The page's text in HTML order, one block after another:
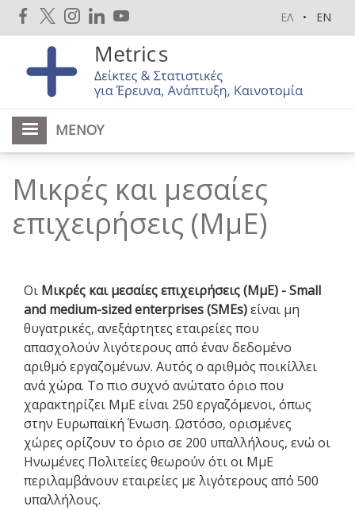
Παράκαμψη
προς
κυρίως
ΕΛ EN
ΜΕΝΟΎ
Μικρές και μεσαίες
επιχειρήσεις (ΜμΕ)
Οι Μικρές και μεσαίες επιχειρήσεις (ΜμΕ) - Small
and medium-sized enterprises (SMEs)είναι μη
θυγατρικές, ανεξάρτητες εταιρείες που
απασχολούν λιγότερους από έναν δεδομένο
αριθμό εργαζομένων. Αυτός ο αριθμός ποικίλλει
ανά χώρα. Το πιο συχνό ανώτατο όριο που
χαρακτηρίζει ΜμΕ είναι 250 εργαζόμενοι, όπως
στην Ευρωπαϊκή Ένωση. Ωστόσο, ορισμένες
χώρες ορίζουν το όριο σε 200 υπαλλήλους, ενώ οι
Ηνωμένες Πολιτείες θεωρούν ότι οι ΜμΕ
περιλαμβάνουν εταιρείες με λιγότερους από 500
υπαλλήλους.